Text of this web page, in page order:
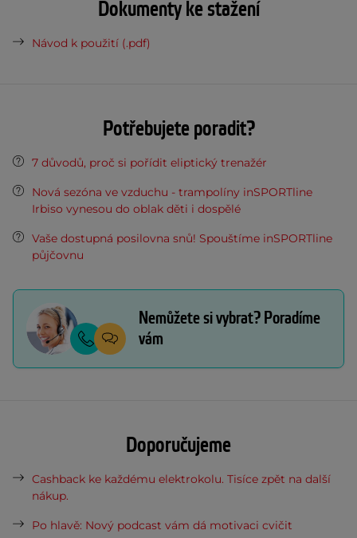
Dokumenty ke stažení
Návod k použití (.pdf)
Potřebujete poradit?
7 důvodů, proč si pořídit eliptický trenažér
Nová sezóna ve vzduchu - trampolíny inSPORTline
Irbiso vynesou do oblak děti i dospělé
Vaše dostupná posilovna snů! Spouštíme inSPORTline
půjčovnu
Nemůžete si vybrat? Poradíme
vám
Doporučujeme
Cashback ke každému elektrokolu. Tisíce zpět na další
nákup.
Po hlavě: Nový podcast vám dá motivaci cvičit